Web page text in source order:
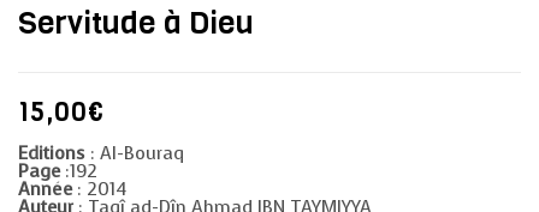
Servitude à Dieu
15,00€
Editions : Al-Bouraq
Page:192
Année : 2014
Auteur : Taqî ad-Dîn Ahmad IBN TAYMIYYA